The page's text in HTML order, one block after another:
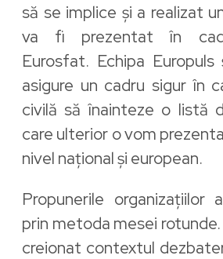
să se implice și a realizat
va fi prezentat în
Eurosfat. Echipa
asigure un cadru sigur în
civilă să înainteze o listă
care ulterior o vom
nivel național și european.
Propunerile organizațiilor
prin metoda mesei
creionat contextul